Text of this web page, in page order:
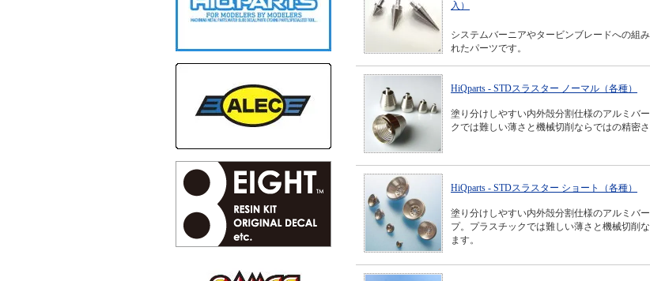
入）
システムバーニアやタービンブレードへの組
れたパーツです。
HiQparts - STDスラスター ノーマル（各種）
塗り分けしやすい内外殻分割仕様のアルミバ
クでは難しい薄さと機械切削ならではの精密さ
HiQparts - STDスラスター ショート（各種）
塗り分けしやすい内外殻分割仕様のアルミバ
プ。プラスチックでは難しい薄さと機械切削
ます。